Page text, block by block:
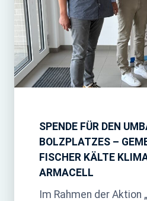
SPENDE FÜR DEN
BOLZPLATZES –
FISCHER KÄLTE
ARMACELL
Im Rahmen der Aktion